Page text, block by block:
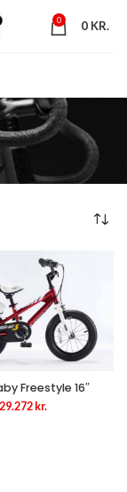
0 0 KR.
Freestyle 16″
29.272 kr.